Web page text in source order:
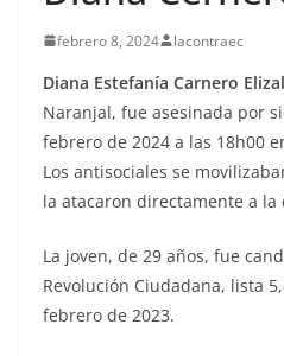
febrero 8, 2024 lacontraec
Diana Estefanía Carnero
Naranjal, fue asesinada por
febrero de 2024 a las 18h00
Los antisociales se
la atacaron directamente a la
La joven, de 29 años, fue
Revolución Ciudadana, lista
febrero de 2023.